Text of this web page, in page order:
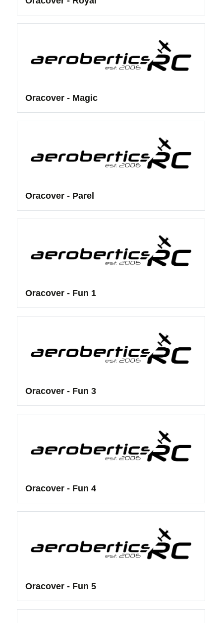
Oracover - Magic
Oracover - Parel
Oracover - Fun 1
Oracover - Fun 3
Oracover - Fun 4
Oracover - Fun 5